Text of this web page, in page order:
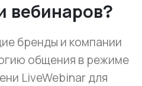
вебинаров?
бренды и компании
общения в режиме
LiveWebinar для